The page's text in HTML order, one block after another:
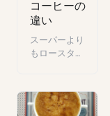
コーヒーの
違い
スーパーより
もロースター
地、焙煎、鮮
度、アロマ品